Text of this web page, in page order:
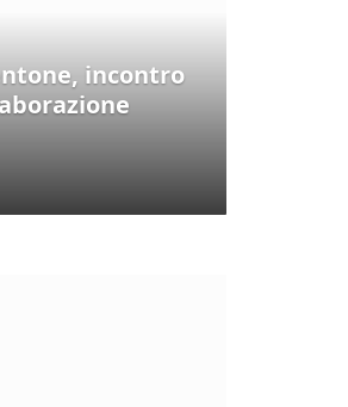
incontro